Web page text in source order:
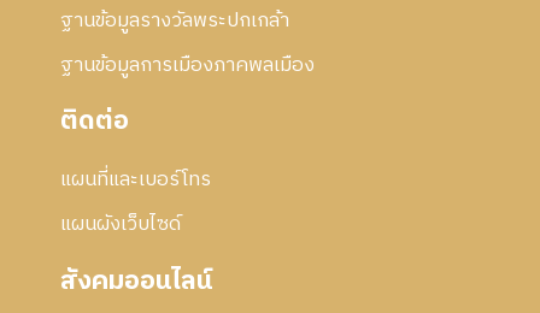
ฐานข้อมูลรางวัลพระปกเกล้า
ฐานข้อมูลการเมืองภาคพลเมือง
ติดต่อ
แผนที่และเบอร์โทร
แผนผังเว็บไซด์
สังคมออนไลน์